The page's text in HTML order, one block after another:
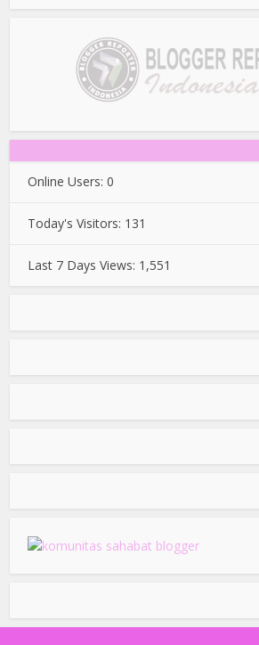
Online Users:0
Today's Visitors: 131
Last 7 Days Views: 1,551